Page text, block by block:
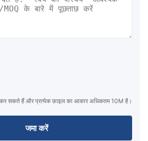
सकते हैं और प्रत्येक फ़ाइल का आकार अधिकतम 10M है।
जमा करें